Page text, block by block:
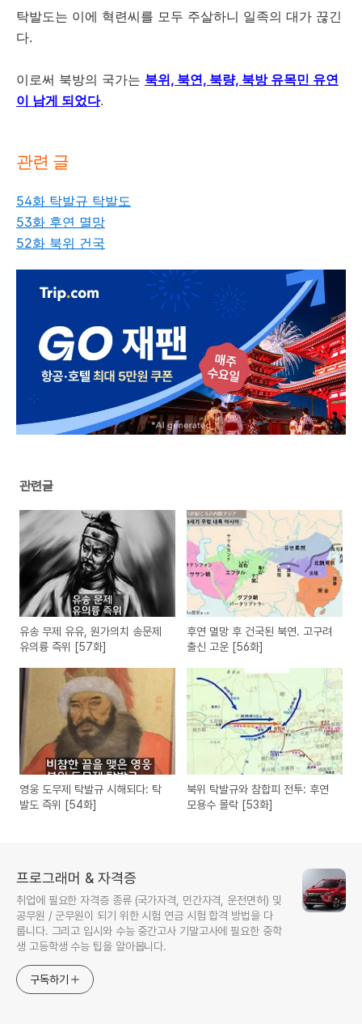
탁발도는 이에 혁련씨를 모두 주살하니 일족의 대가 끊긴
다.
이로써 북방의 국가는 북위, 북연, 북량, 북방 유목민 유연
이 남게 되었다.
관련 글
54화 탁발규 탁발도
53화 후연 멸망
52화 북위 건국
관련글
유송 무제 유유, 원가의치 송문제
유의륭 즉위 [57화]
후연 멸망 후 건국된 북연. 고구려
출신 고운 [56화]
영웅 도무제 탁발규 시해되다: 탁
발도 즉위 [54화]
북위 탁발규와 참합피 전투: 후연
모용수 몰락 [53화]
프로그래머 & 자격증
취업에 필요한 자격증 종류 (국가자격, 민간자격, 운전면허) 및
공무원 / 군무원이 되기 위한 시험 연금 시험 합격 방법을 다
룹니다. 그리고 입시와 수능 중간고사 기말고사에 필요한 중학
생 고등학생 수능 팁을 알아봅니다.
구독하기